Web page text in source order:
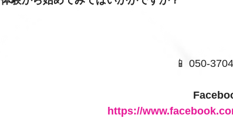
📱 050-
https://